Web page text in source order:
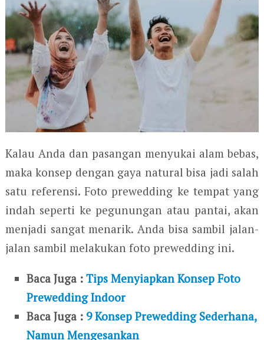
Kalau Anda dan pasangan menyukai alam bebas,
maka konsep dengan gaya natural bisa jadi salah
satu referensi. Foto prewedding ke tempat yang
indah seperti ke pegunungan atau pantai, akan
menjadi sangat menarik. Anda bisa sambil jalan-
jalan sambil melakukan foto prewedding ini.
Baca Juga :Tips Menyiapkan Konsep Foto
Prewedding Indoor
Baca Juga : 9 Konsep Prewedding Sederhana,
Namun Mengesankan